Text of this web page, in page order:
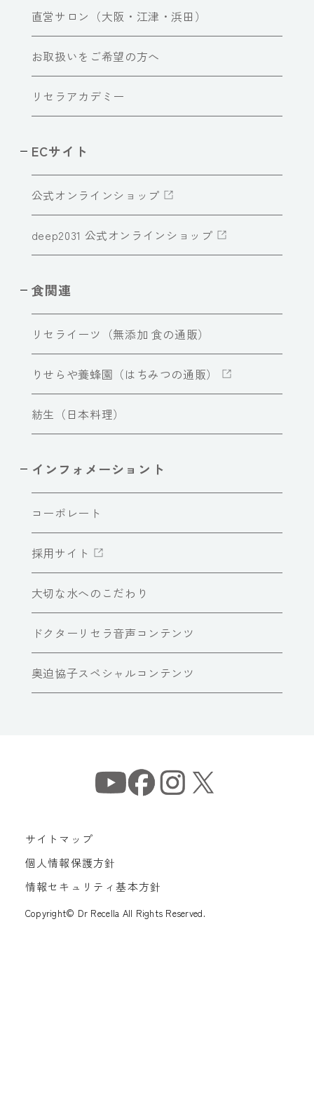
直営サロン（大阪・江津・浜田）
お取扱いをご希望の方へ
リセラアカデミー
ECサイト
公式オンラインショップ
deep2031 公式オンラインショップ
食関連
リセライーツ（無添加 食の通販）
りせらや養蜂園（はちみつの通販）
紡生（日本料理）
インフォメーショント
コーポレート
採用サイト
大切な水へのこだわり
ドクターリセラ音声コンテンツ
奥迫協子スペシャルコンテンツ
サイトマップ
個人情報保護方針
情報セキュリティ基本方針
Copyright© Dr Recella All Rights Reserved.